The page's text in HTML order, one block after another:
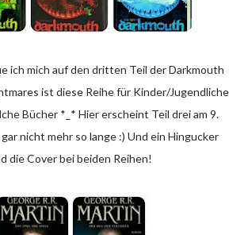
ist diese Reihe für Kinder/Jugendliche
Bücher *_* Hier erscheint Teil drei am 9.
nicht mehr so lange :) Und ein Hingucker
die Cover bei beiden Reihen!